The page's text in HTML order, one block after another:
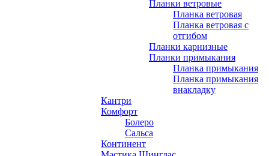
Планки ветровые
Планка ветровая
Планка ветровая с
отгибом
Планки карнизные
Планки примыкания
Планка примыкания
Планка примыкания
внакладку
Кантри
Комфорт
Болеро
Сальса
Континент